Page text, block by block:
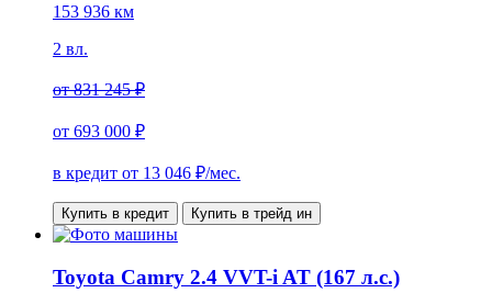
153 936 км
2 вл.
от831 245 ₽
от 693 000 ₽
в кредит от 13 046 ₽/мес.
Купить в кредит Купить в трейд ин
Toyota Camry 2.4 VVT-i AT (167 л.с.)